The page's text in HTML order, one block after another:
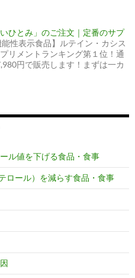
ひとみ」のご注文｜定番のサプ
能性表示食品】ルテイン・カシス
リメントランキング第１位！通
円で販売します！まずは一カ
ル値を下げる食品・食事
ロール）を減らす食品・食事